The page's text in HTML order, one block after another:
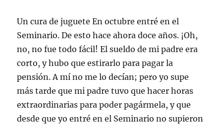
Un cura de juguete En octubre entré en el
Seminario. De esto hace ahora doce años. ¡Oh,
no, no fue todo fácil! El sueldo de mi padre era
corto, y hubo que estirarlo para pagar la
pensión. A mí no me lo decían; pero yo supe
más tarde que mi padre tuvo que hacer horas
extraordinarias para poder pagármela, y que
desde que yo entré en el Seminario no supieron